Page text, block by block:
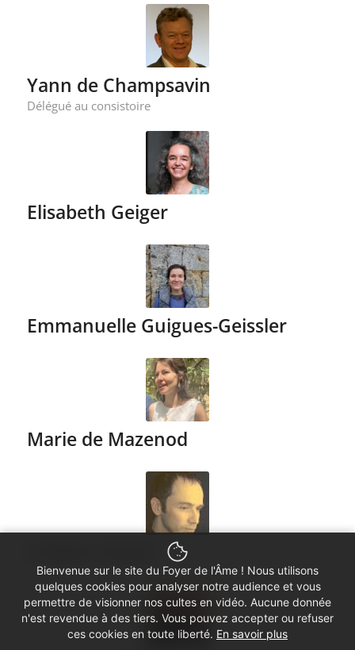
Yann de Champsavin
Délégué au consistoire
Elisabeth Geiger
Emmanuelle Guigues-Geissler
Marie de Mazenod
Bienvenue sur le site du Foyer de l'Âme ! Nous utilisons
quelques cookies pour analyser notre audience et vous
permettre de visionner nos cultes en vidéo. Aucune donnée
n'est revendue à des tiers. Vous pouvez accepter ou refuser
ces cookies en toute liberté. En savoir plus